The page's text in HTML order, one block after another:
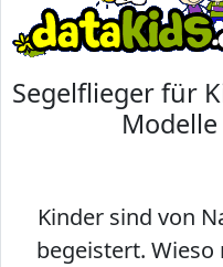
Segelflieger für
Kinder sind von
begeistert.